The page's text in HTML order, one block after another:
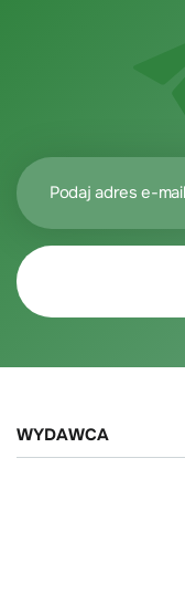
WYDAWCA